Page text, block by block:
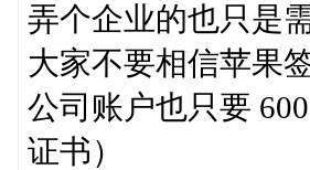
弄个企业的也只是
大家不要相信苹果
公司账户也只要
证书）